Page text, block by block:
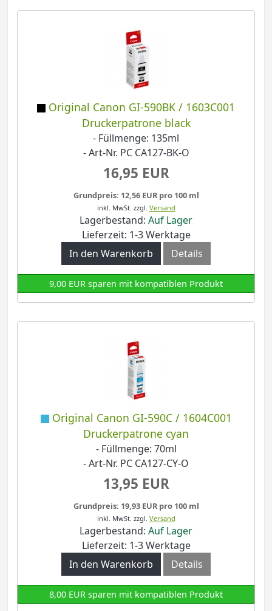
Original Canon GI-590BK / 1603C001
Druckerpatrone black
- Füllmenge: 135ml
- Art-Nr. PC CA127-BK-O
16,95 EUR
Grundpreis: 12,56 EUR pro 100 ml
inkl. MwSt. zzgl. Versand
Lagerbestand: Auf Lager
Lieferzeit: 1-3 Werktage
In den Warenkorb
Details
9,00 EUR sparen mit kompatiblen Produkt
Original Canon GI-590C / 1604C001
Druckerpatrone cyan
- Füllmenge: 70ml
- Art-Nr. PC CA127-CY-O
13,95 EUR
Grundpreis: 19,93 EUR pro 100 ml
inkl. MwSt. zzgl. Versand
Lagerbestand: Auf Lager
Lieferzeit: 1-3 Werktage
In den Warenkorb
Details
8,00 EUR sparen mit kompatiblen Produkt